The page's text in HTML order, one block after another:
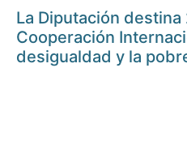
La Diputación
Cooperación
desigualdad y la